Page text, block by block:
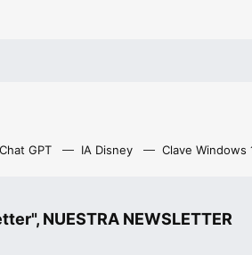
Chat GPT IA Disney Clave Windows
NUESTRA NEWSLETTER